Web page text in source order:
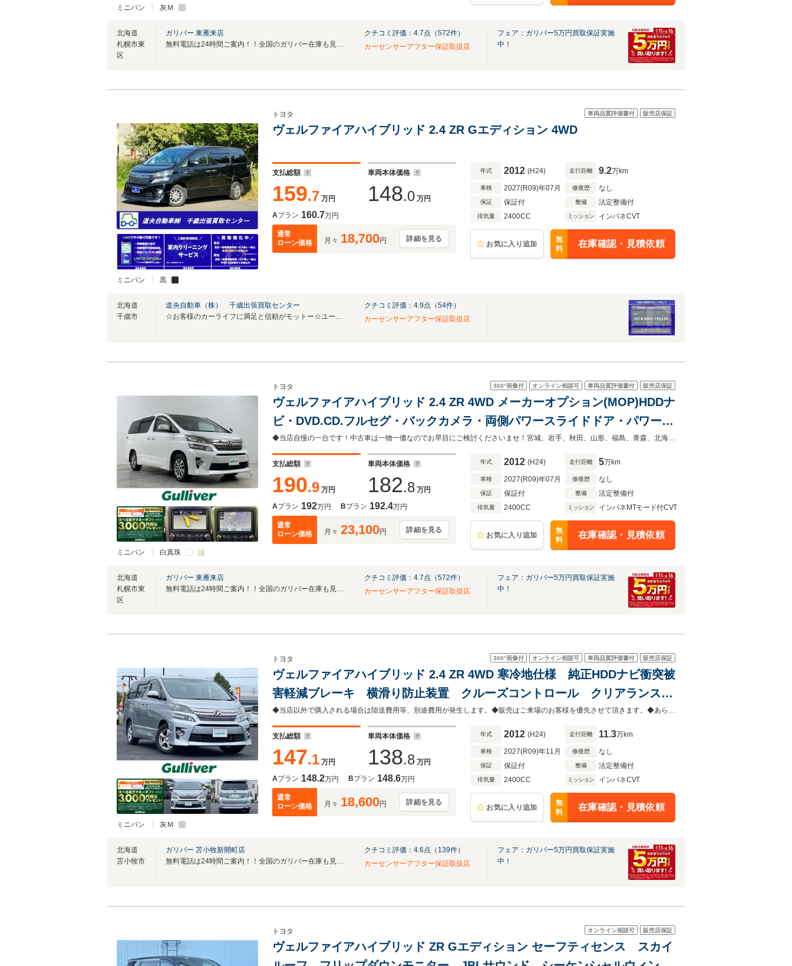
ミニバン 灰Ｍ
北海道
札幌市東
区
ガリバー 東雁来店
無料電話は24時間ご案内！！全国のガリバー在庫も見たい方は一括照会が可能です！
クチコミ評価： 4.7点（572件）
カーセンサーアフター保証取扱店
フェア：ガリバー5万円買取保証実施
中！
ミニバン 黒
車両品質評価書付 販売店保証
トヨタ
ヴェルファイアハイブリッド 2.4 ZR Gエディション 4WD
支払総額
159.7 万円
車両本体価格
148.0 万円
Aプラン 160.7万円
通常
ローン価格
月々 18,700円 詳細を見る
年式 2012 (H24) 走行距離 9.2万km
車検 2027(R09)年07月 修復歴 なし
保証 保証付 整備 法定整備付
排気量 2400CC ミッション インパネCVT
お気に入り追加
無
料
在庫確認・見積依頼
北海道
千歳市
道央自動車（株） 千歳出張買取センター
☆お客様のカーライフに満足と信頼がモットー☆ユーザー買取→ユーザー直売店♪
クチコミ評価： 4.9点（54件）
カーセンサーアフター保証取扱店
ミニバン 白真珠
360°画像付 オンライン相談可 車両品質評価書付 販売店保証
トヨタ
ヴェルファイアハイブリッド 2.4 ZR 4WD メーカーオプション(MOP)HDDナ
ビ・DVD.CD.フルセグ・バックカメラ・両側パワースライドドア・パワーバ
ックドア・パワーシート 運転席・助手席・オットマンシ
◆当店自慢の一台です！中古車は一物一価なのでお早目にご検討くださいませ！宮城、岩手、秋田、山形、福島、青森、北海道、東京、神奈川、埼玉、千葉で中古車をお探しならガリバーへ！
支払総額
190.9 万円
車両本体価格
182.8 万円
Aプラン 192万円 Bプラン 192.4万円
通常
ローン価格
月々 23,100円 詳細を見る
年式 2012 (H24) 走行距離 5万km
車検 2027(R09)年07月 修復歴 なし
保証 保証付 整備 法定整備付
排気量 2400CC ミッション インパネMTモード付CVT
お気に入り追加
無
料
在庫確認・見積依頼
北海道
札幌市東
区
ガリバー 東雁来店
無料電話は24時間ご案内！！全国のガリバー在庫も見たい方は一括照会が可能です！
クチコミ評価： 4.7点（572件）
カーセンサーアフター保証取扱店
フェア：ガリバー5万円買取保証実施
中！
ミニバン 灰Ｍ
360°画像付 オンライン相談可 車両品質評価書付 販売店保証
トヨタ
ヴェルファイアハイブリッド 2.4 ZR 4WD 寒冷地仕様 純正HDDナビ衝突被
害軽減ブレーキ 横滑り防止装置 クルーズコントロール クリアランスソ
ナー バックカメラ ETC アイドリングストップ ワイパーデアイサー
ECOMODE EVMODE
◆当店以外で購入される場合は陸送費用等、別途費用が発生します。◆販売はご来場のお客様を優先させて頂きます。◆あらかじめご確認下さい※販売は一般のお客様に限ります。
支払総額
147.1 万円
車両本体価格
138.8 万円
Aプラン 148.2万円 Bプラン 148.6万円
通常
ローン価格
月々 18,600円 詳細を見る
年式 2012 (H24) 走行距離 11.3万km
車検 2027(R09)年11月 修復歴 なし
保証 保証付 整備 法定整備付
排気量 2400CC ミッション インパネCVT
お気に入り追加
無
料
在庫確認・見積依頼
北海道
苫小牧市
ガリバー 苫小牧新開町店
無料電話は24時間ご案内！！全国のガリバー在庫も見たい方は一括照会が可能です！
クチコミ評価： 4.6点（ 139件）
カーセンサーアフター保証取扱店
フェア：ガリバー5万円買取保証実施
中！
オンライン相談可 販売店保証
トヨタ
ヴェルファイアハイブリッド ZR Gエディション セーフティセンス スカイ